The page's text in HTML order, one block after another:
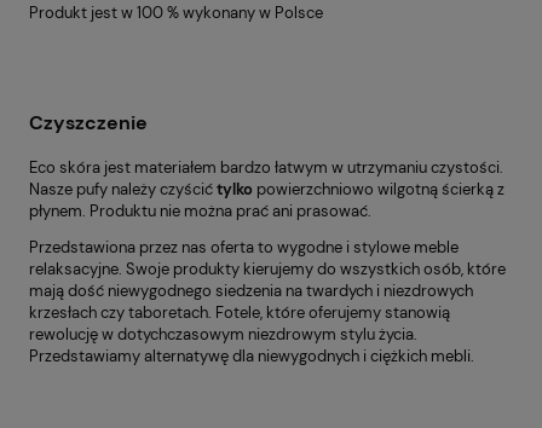
Produkt jest w 100 % wykonany w Polsce
Czyszczenie
Eco skóra jest materiałem bardzo łatwym w utrzymaniu czystości.
Nasze pufy należy czyścićtylko powierzchniowo wilgotną ścierką z
płynem. Produktu nie można prać ani prasować.
Przedstawiona przez nas oferta to wygodne i stylowe meble
relaksacyjne. Swoje produkty kierujemy do wszystkich osób, które
mają dość niewygodnego siedzenia na twardych i niezdrowych
krzesłach czy taboretach. Fotele, które oferujemy stanowią
rewolucję w dotychczasowym niezdrowym stylu życia.
Przedstawiamy alternatywę dla niewygodnych i ciężkich mebli.